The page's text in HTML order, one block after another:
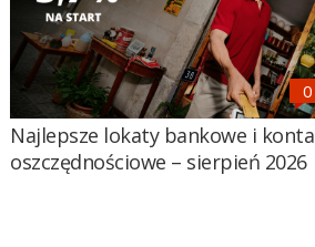
Najlepsze lokaty bankowe i konta
oszczędnościowe – sierpień 2026